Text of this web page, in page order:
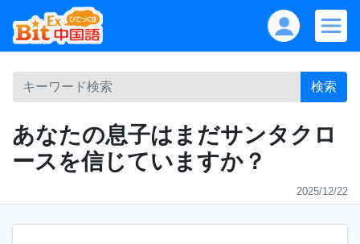
検索
あなたの息子はまだサンタクロ
ースを信じていますか？
2025/12/22